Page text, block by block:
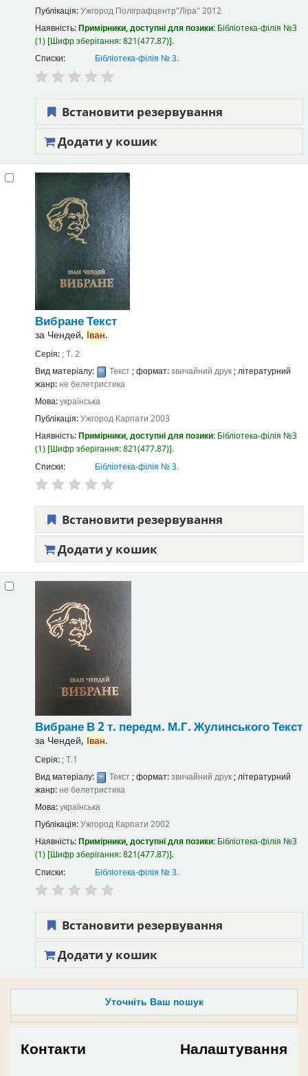
Уточніть Ваш пошук
Публікація:Ужгород Поліграфцентр"Ліра" 2012
Наявність:Примірники, доступні для позики: Бібліотека-філія №3
(1) Шифр зберігання:821(477.87) .
Списки:
Бібліотека-філія № 3.
Встановити резервування
Додати у кошик
ВибранеТекст
за Чендей, Іван.
Серія:; Т. 2
Вид матеріалу:
Текст; формат:звичайний друк; літературний
жанр:не белетристика
Мова:українська
Публікація:Ужгород Карпати 2003
Наявність:Примірники, доступні для позики: Бібліотека-філія №3
(1) Шифр зберігання:821(477.87) .
Списки:
Бібліотека-філія № 3.
Встановити резервування
Додати у кошик
Вибране В 2 т. передм. М.Г. ЖулинськогоТекст
за Чендей, Іван.
Серія:; Т.1
Вид матеріалу:
Текст; формат:звичайний друк; літературний
жанр: не белетристика
Мова:українська
Публікація:Ужгород Карпати 2002
Наявність:Примірники, доступні для позики: Бібліотека-філія №3
(1) Шифр зберігання:821(477.87) .
Списки:
Бібліотека-філія № 3.
Встановити резервування
Додати у кошик
Контакти Налаштування